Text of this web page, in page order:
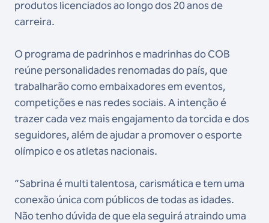
produtos licenciados ao longo dos 20 anos de
carreira.
O programa de padrinhos e madrinhas do COB
reúne personalidades renomadas do país, que
trabalharão como embaixadores em eventos,
competições e nas redes sociais. A intenção é
trazer cada vez mais engajamento da torcida e dos
seguidores, além de ajudar a promover o esporte
olímpico e os atletas nacionais.
“Sabrina é multi talentosa, carismática e tem uma
conexão única com públicos de todas as idades.
Não tenho dúvida de que ela seguirá atraindo uma